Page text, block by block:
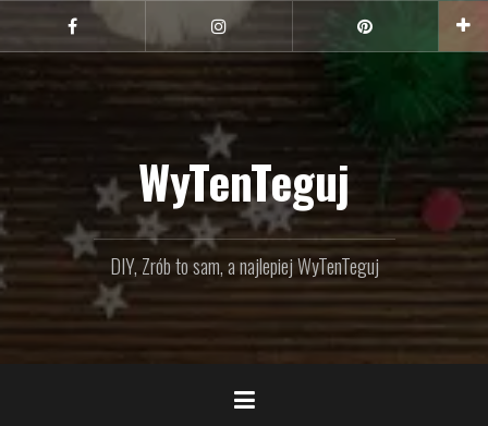
treści
Facebook Instagram
WyTenTeguj
DIY, Zrób to sam, a najlepiej WyTenTeguj